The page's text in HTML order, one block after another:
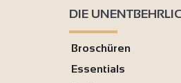
DIE
Broschüren
Essentials